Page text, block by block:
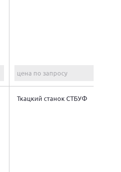
цена по запросу
Ткацкий станок СТБУФ